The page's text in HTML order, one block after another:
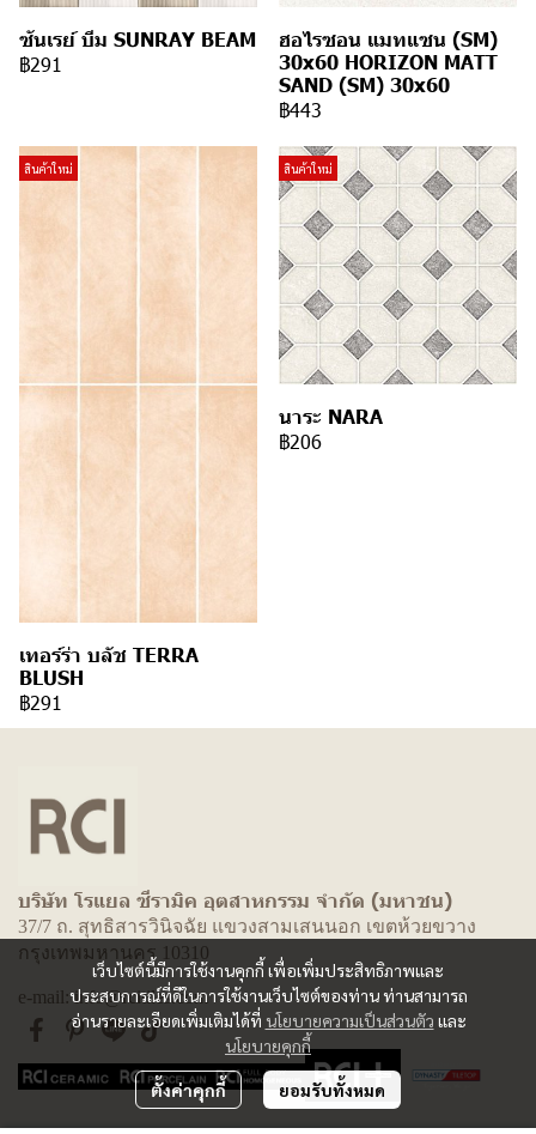
ซันเรย์ บีม SUNRAY BEAM
฿291
ฮอไรซอน แมทแซน (SM)
30x60 HORIZON MATT
SAND (SM) 30x60
฿443
สินค้าใหม่
เทอร์ร่า บลัช TERRA
BLUSH
฿291
สินค้าใหม่
นาระ NARA
฿206
เว็บไซต์นี้มีการใช้งานคุกกี้ เพื่อเพิ่มประสิทธิภาพและ
ประสบการณ์ที่ดีในการใช้งานเว็บไซต์ของท่าน ท่านสามารถ
อ่านรายละเอียดเพิ่มเติมได้ที่ นโยบายความเป็นส่วนตัว และ
นโยบายคุกกี้
ตั้งค่าคุกกี้ ยอมรับทั้งหมด
บริษัท โรแยล ซีรามิค อุตสาหกรรม จำกัด (มหาชน)
37/7 ถ. สุทธิสารวินิจฉัย แขวงสามเสนนอก เขตห้วยขวาง
กรุงเทพมหานคร 10310
e-mail: info@rcitiles.com